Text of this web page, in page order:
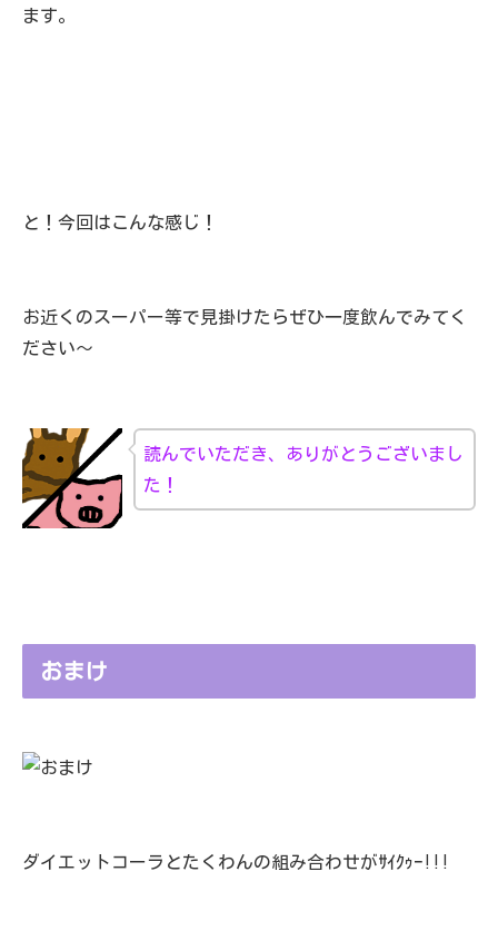
ます。
と！今回はこんな感じ！
お近くのスーパー等で見掛けたらぜひ一度飲んでみてく
ださい～
読んでいただき、ありがとうございまし
た！
おまけ
ダイエットコーラとたくわんの組み合わせがｻｲｸｩｰ!!!